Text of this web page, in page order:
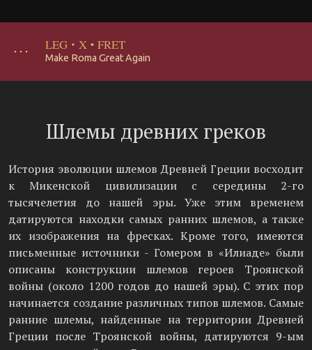
･･･ LEG · X · FRET
Make Roma Great Again
Шлемы древних греков
История эволюции шлемов Древней Греции восходит
к Микенской цивилизации с середины 2-го
тысячелетия до нашей эры. Уже этим временем
датируются находки самых ранних шлемов, а также
их изображения на фресках. Кроме того, имеются
письменные источники - Гомером в «Илиаде» были
описаны конструкции шлемов героев Троянской
войны (около 1200 годов до нашей эры). С этих пор
начинается создание различных типов шлемов. Самые
ранние шлемы, найденные на территории Древней
Греции после Троянской войны, датируются 9-ым